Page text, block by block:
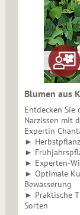
Blumen aus
Entdecken Sie
Narzissen mit
Expertin
►
►
► Experten-
► Optimale
Bewässerung
► Praktische
Sorten